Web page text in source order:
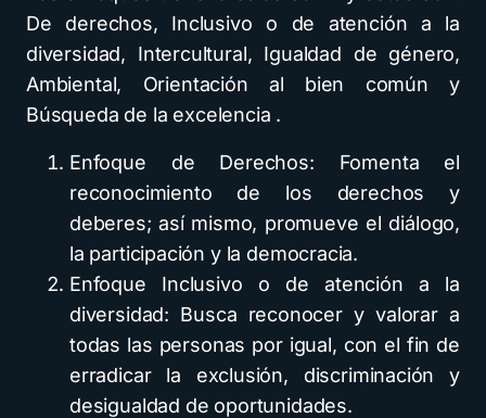
De derechos, Inclusivo o de atención a la
diversidad, Intercultural, Igualdad de género,
Ambiental, Orientación al bien común y
Búsqueda de la excelencia .
Enfoque de Derechos: Fomenta el
reconocimiento de los derechos y
deberes; así mismo, promueve el diálogo,
la participación y la democracia.
Enfoque Inclusivo o de atención a la
diversidad: Busca reconocer y valorar a
todas las personas por igual, con el fin de
erradicar la exclusión, discriminación y
desigualdad de oportunidades.